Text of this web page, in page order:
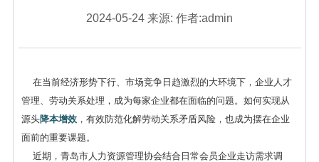
2024-05-24 来源: 作者:admin
在当前经济形势下行、市场竞争日趋激烈的大环境下，企业人才
管理、劳动关系处理，成为每家企业都在面临的问题。如何实现从
源头降本增效，有效防范化解劳动关系矛盾风险，也成为摆在企业
面前的重要课题。
近期，青岛市人力资源管理协会结合日常会员企业走访需求调